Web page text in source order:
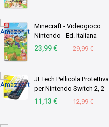
Minecraft - Videogioco
Nintendo - Ed. Italiana -
Versione su scheda
23,99 € 29,99 €
JETech Pellicola Protettiva
per Nintendo Switch 2, 2
Pezzi
11,13 € 12,99 €